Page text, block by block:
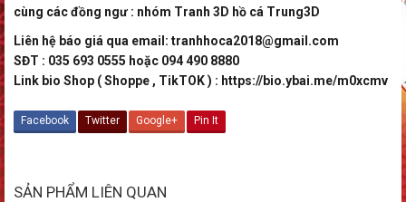
cùng các đồng ngư : nhóm Tranh 3D hồ cá Trung3D
Liên hệ báo giá qua email: tranhhoca2018@gmail.com
SĐT : 035 693 0555 hoặc 094 490 8880
Link bio Shop ( Shoppe , TikTOK ) : https://bio.ybai.me/m0xcmv
Facebook Twitter Google+ Pin It
SẢN PHẨM LIÊN QUAN